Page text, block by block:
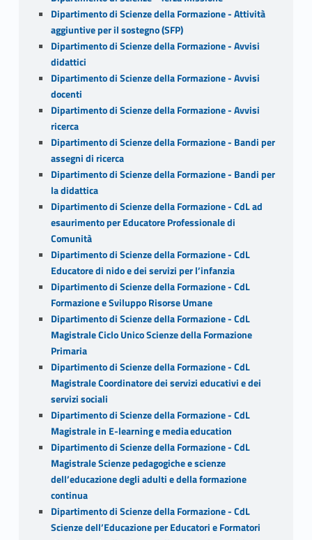
Dipartimento di Scienze della Formazione - Attività
aggiuntive per il sostegno (SFP)
Dipartimento di Scienze della Formazione - Avvisi
didattici
Dipartimento di Scienze della Formazione - Avvisi
docenti
Dipartimento di Scienze della Formazione - Avvisi
ricerca
Dipartimento di Scienze della Formazione - Bandi per
assegni di ricerca
Dipartimento di Scienze della Formazione - Bandi per
la didattica
Dipartimento di Scienze della Formazione - CdL ad
esaurimento per Educatore Professionale di
Comunità
Dipartimento di Scienze della Formazione - CdL
Educatore di nido e dei servizi per l’infanzia
Dipartimento di Scienze della Formazione - CdL
Formazione e Sviluppo Risorse Umane
Dipartimento di Scienze della Formazione - CdL
Magistrale Ciclo Unico Scienze della Formazione
Primaria
Dipartimento di Scienze della Formazione - CdL
Magistrale Coordinatore dei servizi educativi e dei
servizi sociali
Dipartimento di Scienze della Formazione - CdL
Magistrale in E-learning e media education
Dipartimento di Scienze della Formazione - CdL
Magistrale Scienze pedagogiche e scienze
dell’educazione degli adulti e della formazione
continua
Dipartimento di Scienze della Formazione - CdL
Scienze dell’Educazione per Educatori e Formatori